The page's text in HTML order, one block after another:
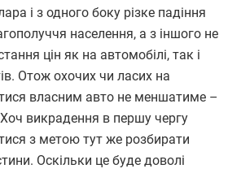
і з одного боку різке падіння
населення, а з іншого не
цін як на автомобілі, так і
Отож охочих чи ласих на
власним авто не меншатиме –
викрадення в першу чергу
з метою тут же розбирати
Оскільки це буде доволі